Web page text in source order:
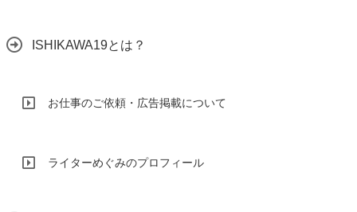
ISHIKAWA19とは？
お仕事のご依頼・広告掲載について
ライターめぐみのプロフィール